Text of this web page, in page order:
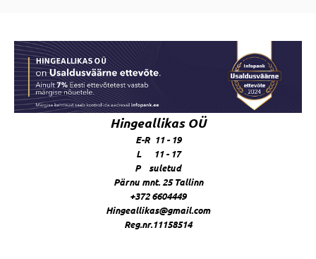
Hingeallikas OÜ
E-R 11 - 19
L 11 - 17
P suletud
Pärnu mnt. 25 Tallinn
+372 6604449
Hingeallikas@gmail.com
Reg.nr.11158514